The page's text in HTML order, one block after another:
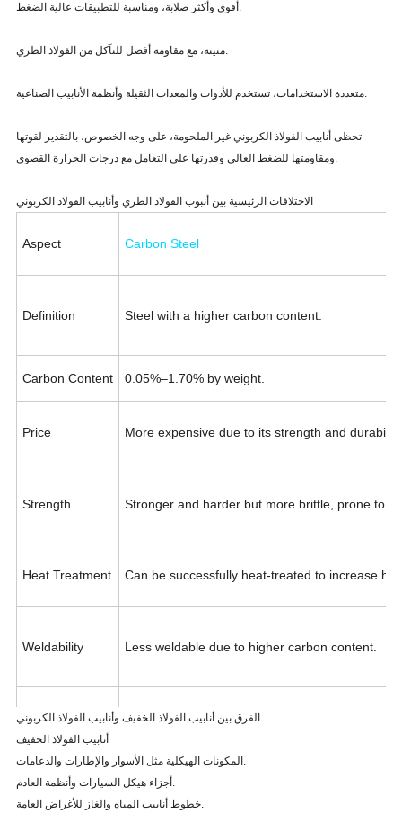
أقوى وأكثر صلابة، ومناسبة للتطبيقات عالية الضغط.
متينة، مع مقاومة أفضل للتآكل من الفولاذ الطري.
متعددة الاستخدامات، تستخدم للأدوات والمعدات الثقيلة وأنظمة الأنابيب الصناعية.
تحظى أنابيب الفولاذ الكربوني غير الملحومة، على وجه الخصوص، بالتقدير لقوتها
ومقاومتها للضغط العالي وقدرتها على التعامل مع درجات الحرارة القصوى.
الاختلافات الرئيسية بين أنبوب الفولاذ الطري وأنابيب الفولاذ الكربوني
Aspect Carbon Steel
Definition Steel with a higher carbon content.
Carbon Content 0.05%–1.70% by weight.
Price More expensive due to its strength and
Strength Stronger and harder but more brittle, prone to
Heat Treatment Can be successfully heat-treated to increase
Weldability Less weldable due to higher carbon content.
Applications
الفرق بين أنابيب الفولاذ الخفيف وأنابيب الفولاذ الكربوني
أنابيب الفولاذ الخفيف
المكونات الهيكلية مثل الأسوار والإطارات والدعامات.
أجزاء هيكل السيارات وأنظمة العادم.
خطوط أنابيب المياه والغاز للأغراض العامة.